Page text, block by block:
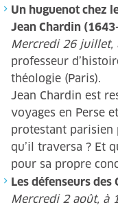
Un huguenot chez
Jean Chardin
Mercredi 26 juillet,
professeur
théologie (Paris).
Jean Chardin est
voyages en Perse
protestant parisien
qu’il traversa ? Et
pour sa propre
Les défenseurs des
Mercredi 2 août, à